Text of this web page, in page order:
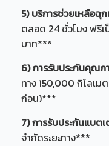
5) บริการช่วยเหลือฉุ
ตลอด 24 ชั่วโมง ฟรีเ
บาท***
6) การรับประกันคุณภ
ทาง 150,000 กิโลเม
ก่อน)***
7) การรับประกันแบต
จำกัดระยะทาง***